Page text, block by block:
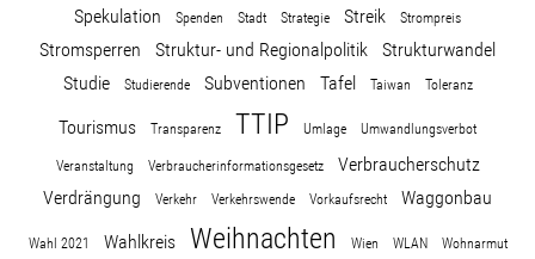
Spekulation Spenden Stadt Strategie Streik Strompreis
Stromsperren Struktur- und Regionalpolitik
Strukturwandel
Studie
Studierende Subventionen Tafel Taiwan Toleranz
Tourismus Transparenz TTIP Umlage Umwandlungsverbot
Veranstaltung Verbraucherinformationsgesetz
Verbraucherschutz
Verdrängung
Verkehr Verkehrswende Vorkaufsrecht Waggonbau
Wahl 2021 Wahlkreis Weihnachten Wien WLAN Wohnarmut